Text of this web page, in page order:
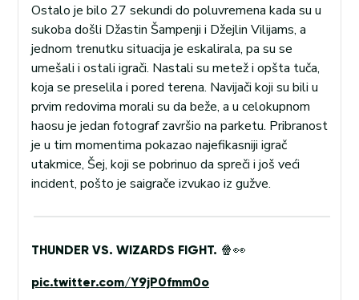
Ostalo je bilo 27 sekundi do poluvremena kada su u
sukoba došli Džastin Šampenji i Džejlin Vilijams, a
jednom trenutku situacija je eskalirala, pa su se
umešali i ostali igrači. Nastali su metež i opšta tuča,
koja se preselila i pored terena. Navijači koji su bili u
prvim redovima morali su da beže, a u celokupnom
haosu je jedan fotograf završio na parketu. Pribranost
je u tim momentima pokazao najefikasniji igrač
utakmice, Šej, koji se pobrinuo da spreči i još veći
incident, pošto je saigrače izvukao iz gužve.
THUNDER VS. WIZARDS FIGHT. 🍿👀
pic.twitter.com/Y9jP0fmm0o